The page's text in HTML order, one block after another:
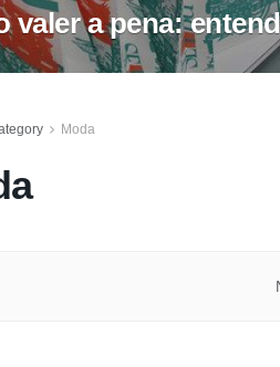
valer a pena:
Moda